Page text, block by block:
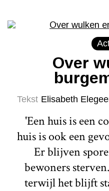
Over
Tekst Elisabeth
'Een huis is een
huis is ook een
Er blijven
bewoners
terwijl het blijft